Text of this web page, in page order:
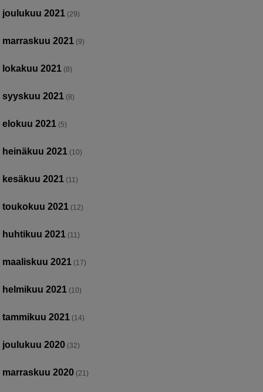
joulukuu 2021 (29)
marraskuu 2021 (9)
lokakuu 2021 (8)
syyskuu 2021 (8)
elokuu 2021 (5)
heinäkuu 2021 (10)
kesäkuu 2021 (11)
toukokuu 2021 (12)
huhtikuu 2021 (11)
maaliskuu 2021 (17)
helmikuu 2021 (10)
tammikuu 2021 (14)
joulukuu 2020 (32)
marraskuu 2020 (21)